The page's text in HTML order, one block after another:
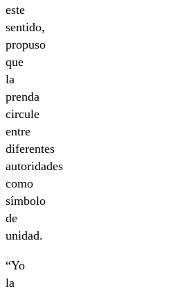
este
sentido,
propuso
que
la
prenda
circule
entre
diferentes
autoridades
como
símbolo
de
unidad.
“Yo
la